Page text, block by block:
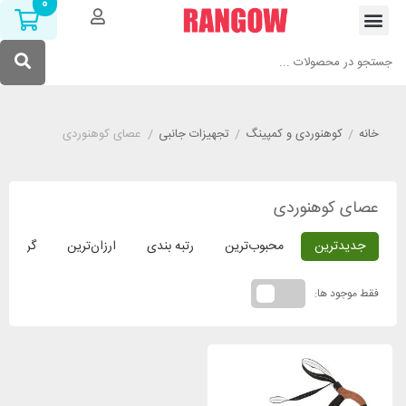
خانه/ کوهنوردی و کمپینگ/ تجهیزات جانبی/ عصای کوهنوردی
عصای کوهنوردی
جدیدترین محبوب‌ترین رتبه بندی ارزان‌ترین گران‌ترین
فقط موجود ها: